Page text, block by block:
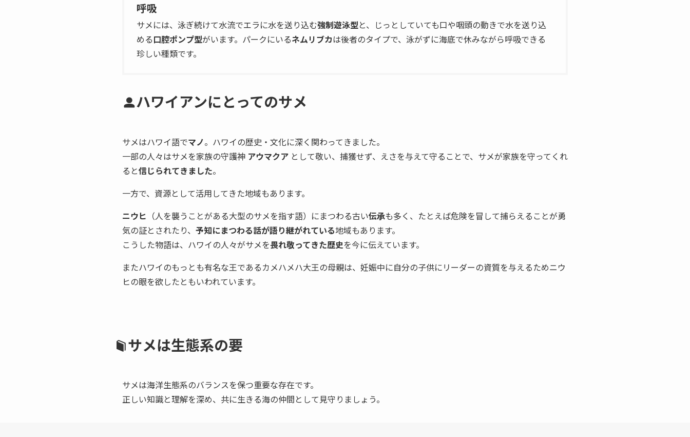
呼吸
サメには、泳ぎ続けて水流でエラに水を送り込む強制遊泳型と、じっとしていても口や咽頭の動きで水を送り込
める口腔ポンプ型がいます。パークにいるネムリブカは後者のタイプで、泳がずに海底で休みながら呼吸できる
珍しい種類です。
ハワイアンにとってのサメ
サメはハワイ語でマノ。ハワイの歴史・文化に深く関わってきました。
一部の人々はサメを家族の守護神 アウマクア として敬い、捕獲せず、えさを与えて守ることで、サメが家族を守ってくれ
ると信じられてきました。
一方で、資源として活用してきた地域もあります。
ニウヒ （人を襲うことがある大型のサメを指す語）にまつわる古い伝承も多く、たとえば危険を冒して捕らえることが勇
気の証とされたり、 予知にまつわる話が語り継がれている地域もあります。
こうした物語は、ハワイの人々がサメを畏れ敬ってきた歴史を今に伝えています。
またハワイのもっとも有名な王であるカメハメハ大王の母親は、妊娠中に自分の子供にリーダーの資質を与えるためニウ
ヒの眼を欲したともいわれています。
サメは生態系の要
サメは海洋生態系のバランスを保つ重要な存在です。
正しい知識と理解を深め、共に生きる海の仲間として見守りましょう。